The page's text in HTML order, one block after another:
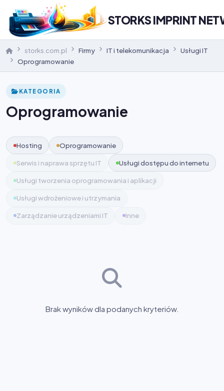
STORKS IMPRINT
storks.com.pl Firmy IT i telekomunikacja
Usługi IT
Oprogramowanie
KATEGORIA
Oprogramowanie
Hosting Oprogramowanie
Serwis i naprawa sprzętu IT Usługi dostępu do internetu
Usługi tworzenia oprogramowania i aplikacji
Usługi wdrożeniowe i utrzymania
Zarządzanie urządzeniami IT Inne
Brak wyników dla podanych kryteriów.